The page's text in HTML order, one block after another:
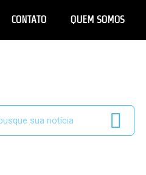
CONTATO QUEM SOMOS